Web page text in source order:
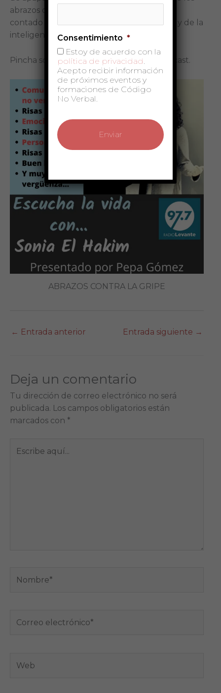
abrazos de verdad y sus beneficios, hemos
contado historias relativas al tacto afectivo y de la
inteligencia no verbal.
Pincha sobre la foto para escuchar el podcast.
ABRAZOS CONTRA LA GRIPE
← Entrada anterior Entrada siguiente →
Deja un comentario
Tu dirección de correo electrónico no será
publicada. Los campos obligatorios están
marcados con *
aquí...
electrónico*
Consentimiento *
Estoy de acuerdo con la
política de privacidad
Acepto recibir información
de próximos eventos y
formaciones de Código
No Verbal.